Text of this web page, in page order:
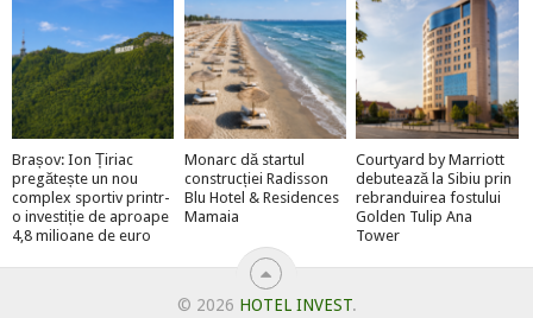
Brașov: Ion Țiriac
pregătește un nou
complex sportiv printr-
o investiție de aproape
4,8 milioane de euro
Monarc dă startul
construcției Radisson
Blu Hotel & Residences
Mamaia
Courtyard by Marriott
debutează la Sibiu prin
rebranduirea fostului
Golden Tulip Ana
Tower
© 2026 HOTEL INVEST.